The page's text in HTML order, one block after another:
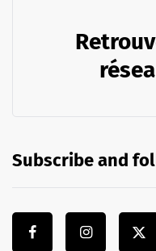
Subscribe and